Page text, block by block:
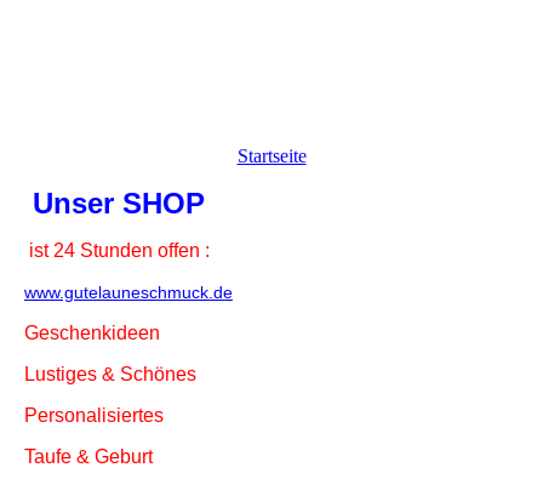
Startseite
Unser SHOP
ist 24 Stunden offen :
www.gutelauneschmuck.de
Geschenkideen
Lustiges & Schönes
Personalisiertes
Taufe & Geburt